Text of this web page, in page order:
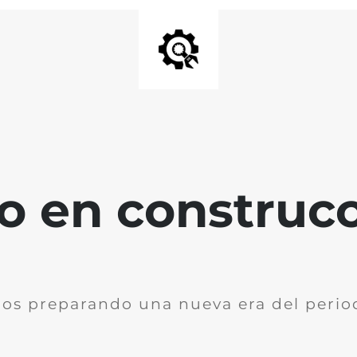
en
preparando una nueva era del